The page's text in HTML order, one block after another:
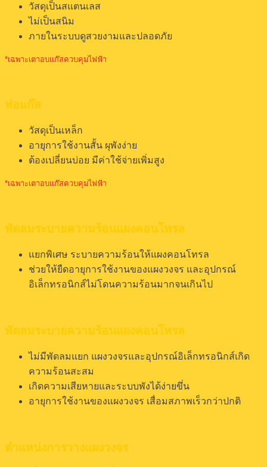
วัสดุเป็นสแตนเลส
ไม่เป็นสนิม
ภายในระบบดูสวยงามและปลอดภัย
*เฉพาะเตาอบแก๊สควบคุมไฟฟ้า
ท่อแก๊ส
วัสดุเป็นเหล็ก
อายุการใช้งานสั้น ผุพังง่าย
ต้องเปลี่ยนบ่อย มีค่าใช้จ่ายเพิ่มสูง
*เฉพาะเตาอบแก๊สควบคุมไฟฟ้า
พัดลมระบายความร้อนแผงคอนโทรล
แยกพิเศษ ระบายความร้อนให้แผงคอนโทรล
ช่วยให้ยืดอายุการใช้งานของแผงวงจร และอุปกรณ์
อิเล็กทรอนิกส์ไม่โดนความร้อนมากจนเกินไป
พัดลมระบายความร้อนแผงคอนโทรล
ไม่มีพัดลมแยก แผงวงจรและอุปกรณ์อิเล็กทรอนิกส์เกิด
ความร้อนสะสม
เกิดความเสียหายและระบบพังได้ง่ายขึ่น
อายุการใช้งานของแผงวงจร เสื่อมสภาพเร็วกว่าปกติ
ตำแหน่งการวางแผงวงจร